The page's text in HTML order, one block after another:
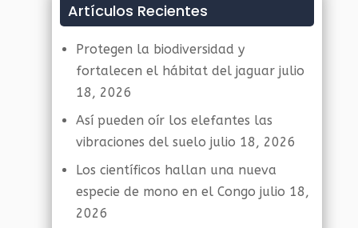
Artículos Recientes
Protegen la biodiversidad y
fortalecen el hábitat del jaguar julio
18, 2026
Así pueden oír los elefantes las
vibraciones del suelo julio 18, 2026
Los científicos hallan una nueva
especie de mono en el Congo julio 18,
2026